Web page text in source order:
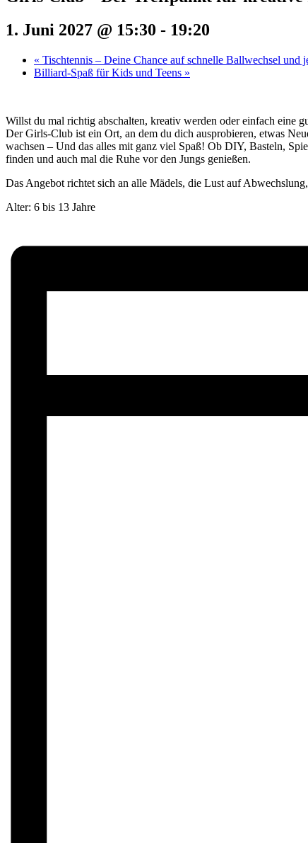
1. Juni 2027 @ 15:30 - 19:20
« Tischtennis – Deine Chance auf schnelle Ballwechsel und
Billiard-Spaß für Kids und Teens »
Willst du mal richtig abschalten, kreativ werden oder einfach eine
Der Girls-Club ist ein Ort, an dem du dich ausprobieren, etwas
wachsen – Und das alles mit ganz viel Spaß! Ob DIY, Basteln,
finden und auch mal die Ruhe vor den Jungs genießen.
Das Angebot richtet sich an alle Mädels, die Lust auf
Alter: 6 bis 13 Jahre